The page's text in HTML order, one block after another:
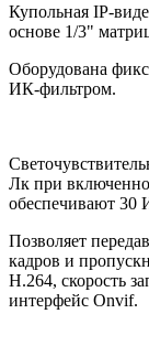
Купольная IP-
основе 1/3"
Оборудована
ИК-фильтром.
Лк при
обеспечивают 30
Позволяет
кадров и
H.264, скорость
интерфейс Onvif.